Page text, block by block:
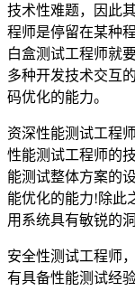
技术性难题，因此
程师是停留在某种
白盒测试工程师就
多种开发技术交互
码优化的能力。
资深性能测试工程
性能测试工程师的
能测试整体方案的
能优化的能力!除此
用系统具有敏锐的
安全性测试工程师
有具备性能测试经